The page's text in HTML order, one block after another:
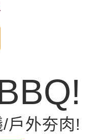
戶外夯肉!